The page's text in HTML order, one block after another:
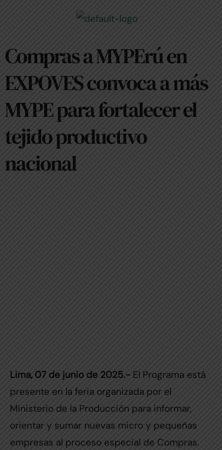
Compras a MYPErú en
EXPOVES convoca a más
MYPE para fortalecer el
tejido productivo
nacional
Lima, 07 de junio de 2025.- El Programa está
presente en la feria organizada por el
Ministerio de la Producción para informar,
orientar y sumar nuevas micro y pequeñas
empresas al proceso especial de Compras.